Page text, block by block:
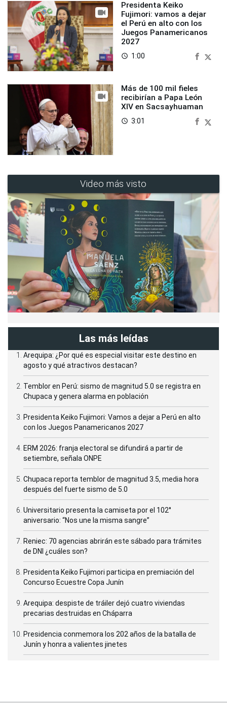
Presidenta Keiko
Fujimori: vamos a dejar
el Perú en alto con los
Juegos Panamericanos
2027
access_time 1:00
Más de 100 mil fieles
recibirían a Papa León
XIV en Sacsayhuaman
access_time 3:01
Video más visto
Las más leídas
Arequipa: ¿Por qué es especial visitar este destino en
agosto y qué atractivos destacan?
Temblor en Perú: sismo de magnitud 5.0 se registra en
Chupaca y genera alarma en población
Presidenta Keiko Fujimori: Vamos a dejar a Perú en alto
con los Juegos Panamericanos 2027
ERM 2026: franja electoral se difundirá a partir de
setiembre, señala ONPE
Chupaca reporta temblor de magnitud 3.5, media hora
después del fuerte sismo de 5.0
Universitario presenta la camiseta por el 102°
aniversario: “Nos une la misma sangre”
Reniec: 70 agencias abrirán este sábado para trámites
de DNI ¿cuáles son?
Presidenta Keiko Fujimori participa en premiación del
Concurso Ecuestre Copa Junín
Arequipa: despiste de tráiler dejó cuatro viviendas
precarias destruidas en Cháparra
Presidencia conmemora los 202 años de la batalla de
Junín y honra a valientes jinetes